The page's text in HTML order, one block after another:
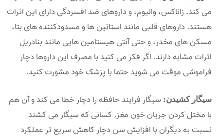
می کند. زاناکس، والیوم، و داروهای ضد افسردگی دارای این اثرات
هستند. داروهای قلبی مانند استاتین ها و مسدودکننده های بتا،
مسکن های مخدر، و حتی آنتی هیستامین هایی مانند بنادریل
اثرات مشابه دارند. اگر فکر می کنید با مصرف این داروها دچار
فراموشی موقت می شوید حتما با پزشک خود مشورت کنید.
سیگار کشیدن: سیگار فرایند حافظه را دچار خطا می کند و آن هم
با مختل کردن جریان خون مغز. کسانی که سیگار می کشند
نسبت به دیگران با افزایش سن دچار کاهش سریع تر عملکرد